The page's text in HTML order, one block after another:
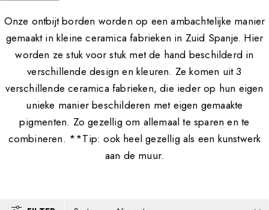
Onze ontbijt borden worden op een ambachtelijke manier
gemaakt in kleine ceramica fabrieken in Zuid Spanje. Hier
worden ze stuk voor stuk met de hand beschilderd in
verschillende design en kleuren. Ze komen uit 3
verschillende ceramica fabrieken, die ieder op hun eigen
unieke manier beschilderen met eigen gemaakte
pigmenten. Zo gezellig om allemaal te sparen en te
combineren. **Tip: ook heel gezellig als een kunstwerk
aan de muur.